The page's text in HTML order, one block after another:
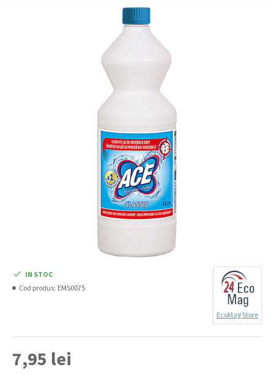
7,95 lei
IN STOC
Cod produs: EMS0075
EcoMag Store